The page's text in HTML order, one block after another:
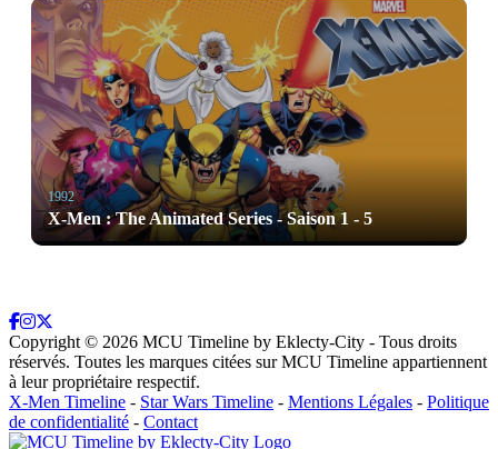
1992
X-Men : The Animated Series - Saison 1 - 5
Copyright © 2026 MCU Timeline by Eklecty-City - Tous droits
réservés. Toutes les marques citées sur MCU Timeline appartiennent
à leur propriétaire respectif.
X-Men Timeline - Star Wars Timeline - Mentions Légales - Politique
de confidentialité - Contact